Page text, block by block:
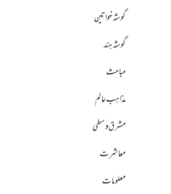
گوشہ خواتین
گوشہ ہند
مباحث
مذاہب عالم
مشرق وسطی
معاشرت
معلومات